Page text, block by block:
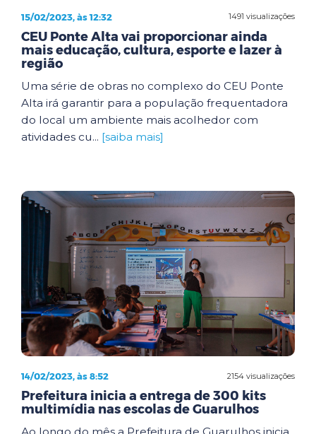
1491 visualizações
15/02/2023, às 12:32
CEU Ponte Alta vai proporcionar ainda
mais educação, cultura, esporte e lazer à
região
Uma série de obras no complexo do CEU Ponte
Alta irá garantir para a população frequentadora
do local um ambiente mais acolhedor com
atividades cu... [saiba mais]
2154 visualizações
14/02/2023, às 8:52
Prefeitura inicia a entrega de 300 kits
multimídia nas escolas de Guarulhos